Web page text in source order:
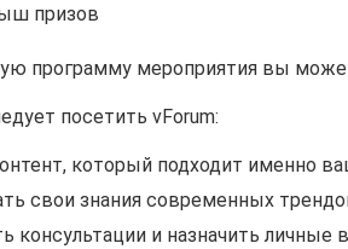
призов
программу мероприятия вы
посетить vForum:
который подходит именно
свои знания современных
консультации и назначить личные